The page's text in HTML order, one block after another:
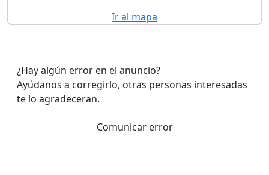
Ir al mapa
¿Hay algún error en el anuncio?
Ayúdanos a corregirlo, otras personas interesadas
te lo agradeceran.
Comunicar error